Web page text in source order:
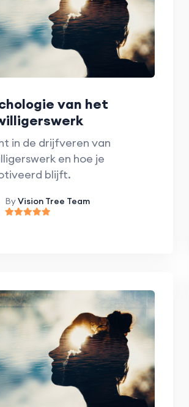
van het
in de drijfveren van
en hoe je
blijft.
ByVision Tree Team